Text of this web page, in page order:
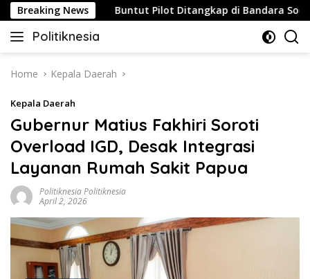
Skip
to
content
Breaking NewsBuntut Pilot Ditangkap di Bandara Soetta,
Politiknesia
Politiknesia.com
Home Kepala Daerah
Kepala Daerah
Gubernur Matius Fakhiri Soroti
Overload IGD, Desak Integrasi
Layanan Rumah Sakit Papua
Politiknesia Politiknesia
April 2, 2026